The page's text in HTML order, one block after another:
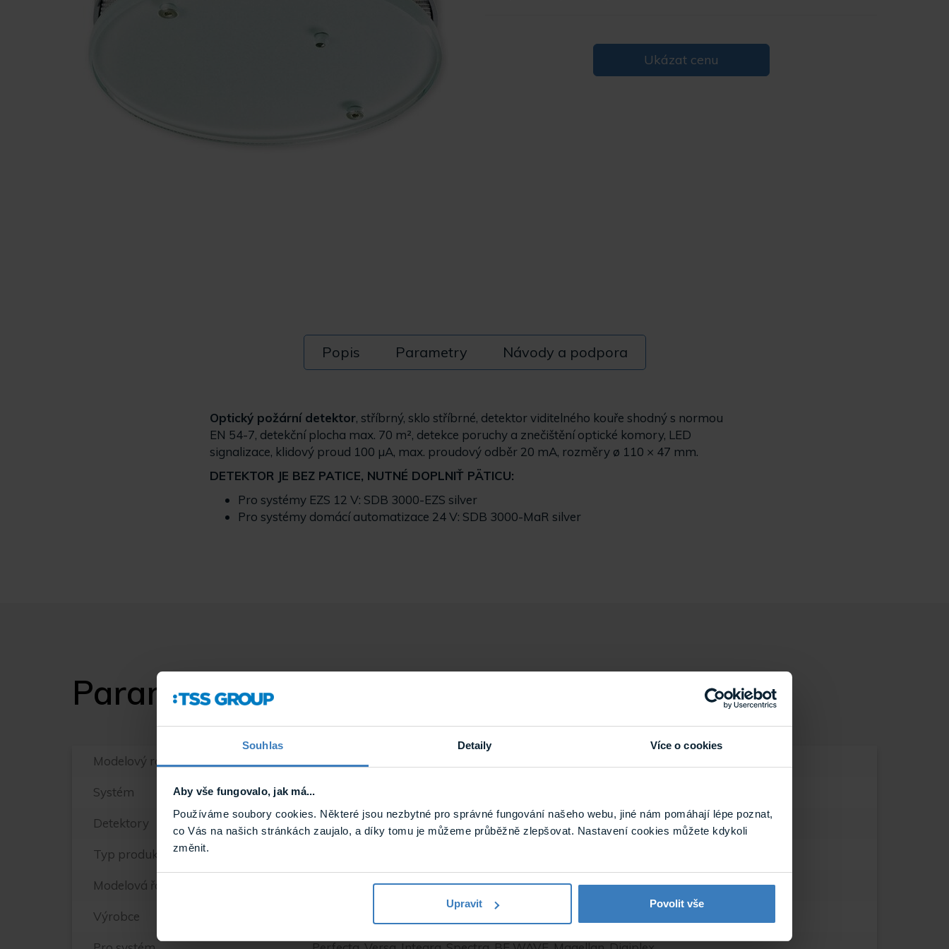
Souhlas Detaily Více o cookies
Aby vše fungovalo, jak má...
Používáme soubory cookies. Některé jsou nezbytné pro správné fungování našeho webu, jiné nám pomáhají lépe poznat,
co Vás na našich stránkách zaujalo, a díky tomu je můžeme průběžně zlepšovat. Nastavení cookies můžete kdykoli
změnit.
Upravit Povolit vše
Ukázat cenu
Popis Parametry Návody a podpora
Optický požární detektor, stříbrný, sklo stříbrné, detektor viditelného kouře shodný s normou
EN 54-7, detekční plocha max. 70 m², detekce poruchy a znečištění optické komory, LED
signalizace, klidový proud 100 µA, max. proudový odběr 20 mA, rozměry ø 110 × 47 mm.
DETEKTOR JE BEZ PATICE, NUTNÉ DOPLNIŤ PÄTICU:
Pro systémy EZS 12 V: SDB 3000-EZS silver
Pro systémy domácí automatizace 24 V: SDB 3000-MaR silver
Parametry
Modelový rad Satel
Systém Satel, Paradox
Detektory Požární, plynové detektory a detektory zaplavení, Stropní, Požární, 12 V, 24 V
Typ produktu
Modelová řada Paradox Magellan, Digiplex, Spectra
Výrobce